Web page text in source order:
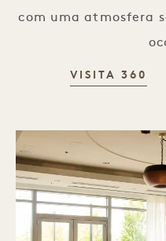
com uma atmosfera
VISITA 360